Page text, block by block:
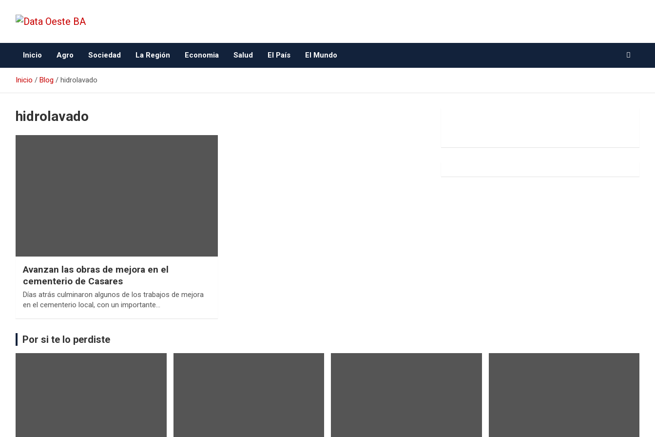
Data Oeste BA
Inicio Agro Sociedad La Región Economia Salud El País El Mundo
Inicio Blog hidrolavado
hidrolavado
Avanzan las obras de mejora en el
cementerio de Casares
Días atrás culminaron algunos de los trabajos de mejora
en el cementerio local, con un importante…
Por si te lo perdiste